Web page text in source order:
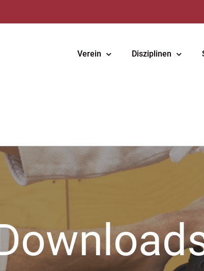
Verein Disziplinen